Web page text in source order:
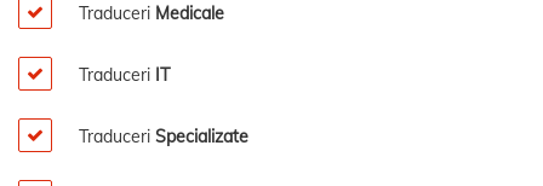
Traduceri Medicale
Traduceri IT
Traduceri Specializate